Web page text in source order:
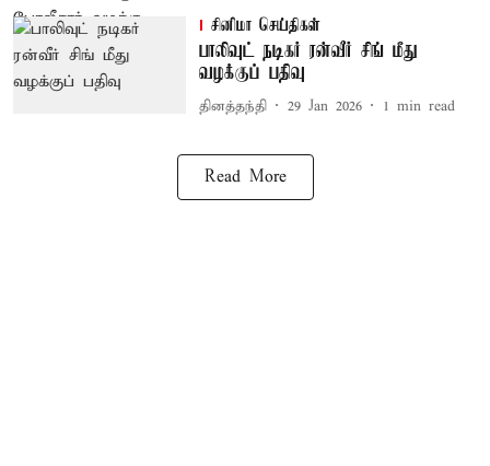
சினிமா செய்திகள்
பாலிவுட் நடிகர் ரன்வீர் சிங் மீது
வழக்குப் பதிவு
தினத்தந்தி 29 Jan 2026 1 min read
Read More